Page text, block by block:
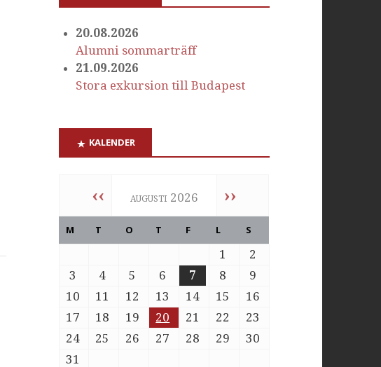
20.08.2026
Alumni sommarträff
21.09.2026
Stora exkursion till Budapest
KALENDER
‹‹ augusti 2026 ››
M T O T F L S
1
2
3
4 5 6 7 8
9
10
11 12 13 14 15
16
17
18 19 20 21 22
23
24
25 26 27 28 29
30
31